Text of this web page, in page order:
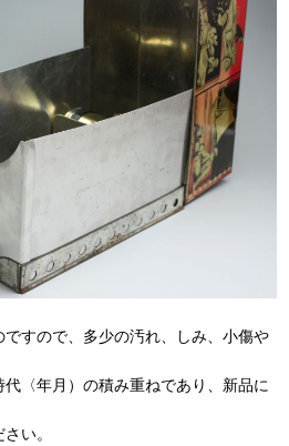
ですので、多少の汚れ、しみ、小傷や
〈年月）の積み重ねであり、新品に
い。